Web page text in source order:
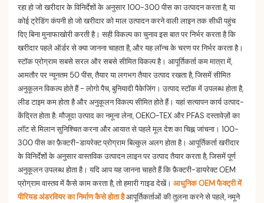
रहा हो जो खरीदार के विनिर्देशों के अनुसार 100-300 पीस का उत्पादन करता है, या
कोई ट्रेडिंग कंपनी हो जो खरीदार को माल उत्पादन करने वाली लाइन तक सीधी पहुंच
दिए बिना मुनाफाखोरी करती है। सही विकल्प का चुनाव इस बात पर निर्भर करता है कि
खरीदार पहले ऑर्डर से क्या जानना चाहता है, और यह लॉन्च के चरण पर निर्भर करता है।
स्टॉक प्रोग्राम सबसे सरल और सबसे सीमित विकल्प है। आपूर्तिकर्ता कम मात्रा में,
आमतौर पर न्यूनतम 50 पीस, तैयार या लगभग तैयार उत्पाद रखता है, जिसमें सीमित
अनुकूलन विकल्प होते हैं - लोगो पैच, बुनियादी पैकेजिंग। उत्पाद स्टॉक में उपलब्ध होता है,
लीड टाइम कम होता है और अनुकूलन विकल्प सीमित होते हैं। यहां सत्यापन कार्य उत्पाद-
केंद्रित होता है: मौजूदा उत्पाद का नमूना लेना, OEKO-TEX और PFAS दस्तावेज़ों का
लॉट से मिलान सुनिश्चित करना और आयात से पहले मूल देश का चिह्न जांचना। 100-
300 पीस का फ़ैक्टरी-डायरेक्ट प्रोग्राम बिल्कुल अलग होता है। आपूर्तिकर्ता खरीदार
के विनिर्देशों के अनुसार वास्तविक उत्पादन लाइन पर उत्पाद तैयार करता है, जिसमें पूर्ण
अनुकूलन उपलब्ध होता है। यदि आप यह जानना चाहते हैं कि फ़ैक्टरी-डायरेक्ट OEM
प्रोग्राम वास्तव में कैसे काम करता है, तो हमारी गाइड देखें। आधुनिक OEM फैक्ट्री में
पीरियड अंडरवियर का निर्माण कैसे होता हैआपूर्तिकर्ताओं की तुलना करने से पहले, नमूने